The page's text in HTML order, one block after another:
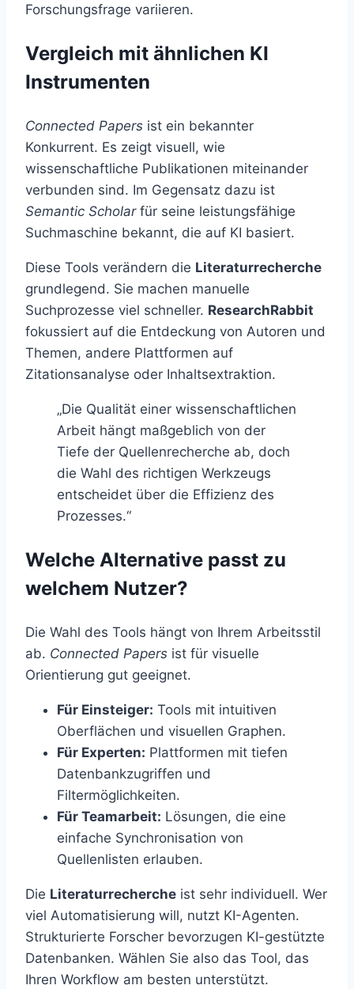
Forschungsfrage variieren.
Vergleich mit ähnlichen KI
Instrumenten
Connected Papers ist ein bekannter
Konkurrent. Es zeigt visuell, wie
wissenschaftliche Publikationen miteinander
verbunden sind. Im Gegensatz dazu ist
Semantic Scholarfür seine leistungsfähige
Suchmaschine bekannt, die auf KI basiert.
Diese Tools verändern die Literaturrecherche
grundlegend. Sie machen manuelle
Suchprozesse viel schneller. ResearchRabbit
fokussiert auf die Entdeckung von Autoren und
Themen, andere Plattformen auf
Zitationsanalyse oder Inhaltsextraktion.
„Die Qualität einer wissenschaftlichen
Arbeit hängt maßgeblich von der
Tiefe der Quellenrecherche ab, doch
die Wahl des richtigen Werkzeugs
entscheidet über die Effizienz des
Prozesses.“
Welche Alternative passt zu
welchem Nutzer?
Die Wahl des Tools hängt von Ihrem Arbeitsstil
ab. Connected Papers ist für visuelle
Orientierung gut geeignet.
Für Einsteiger: Tools mit intuitiven
Oberflächen und visuellen Graphen.
Für Experten: Plattformen mit tiefen
Datenbankzugriffen und
Filtermöglichkeiten.
Für Teamarbeit: Lösungen, die eine
einfache Synchronisation von
Quellenlisten erlauben.
Die Literaturrecherche ist sehr individuell. Wer
viel Automatisierung will, nutzt KI-Agenten.
Strukturierte Forscher bevorzugen KI-gestützte
Datenbanken. Wählen Sie also das Tool, das
Ihren Workflow am besten unterstützt.